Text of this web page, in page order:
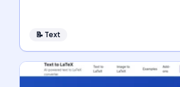
📝 Text